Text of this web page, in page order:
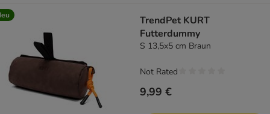
TrendPet KURT
Futterdummy
S 13,5x5 cm Braun
9,99 €
Not Rated